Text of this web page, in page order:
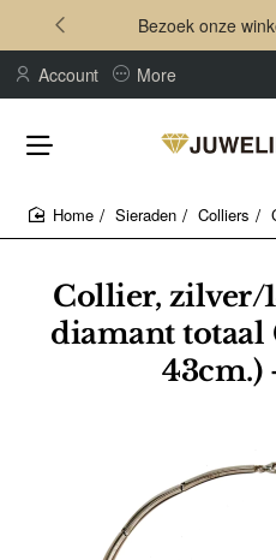
Bezoek onze
Account More
Collier, zilver/
diamant totaal
43cm.)
Sieraden Colliers